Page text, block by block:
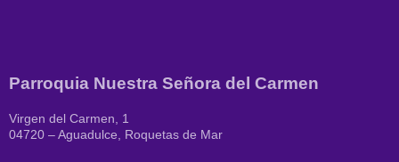
Parroquia Nuestra Señora del Carmen
Virgen del Carmen, 1
04720 – Aguadulce, Roquetas de Mar